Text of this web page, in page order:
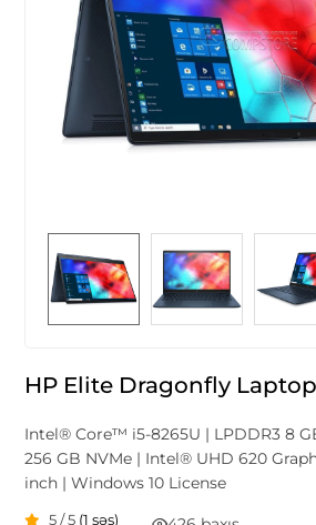
HP Elite Dragonfly Laptop
Intel® Core™ i5-8265U | LPDDR3 8
256 GB NVMe | Intel® UHD 620
inch | Windows 10 License
5 / 5 (1 səs)